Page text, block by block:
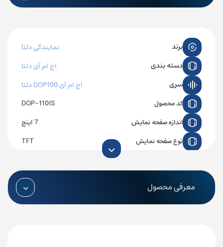
برند
نمایندگی دلتا
دسته بندی
اچ ام آی دلتا
سری
اچ ام آی DOP100 دلتا
کد محصول DOP-110IS
اندازه صفحه نمایش 7 اینچ
نوع صفحه نمایش TFT
تایوان
معرفی محصول